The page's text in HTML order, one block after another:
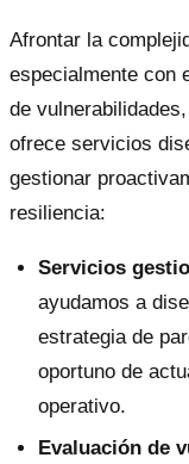
Afrontar la
especialmente con
de
ofrece servicios
gestionar
resiliencia:
Servicios
ayudamos a
estrategia de
oportuno de
operativo.
Evaluación de